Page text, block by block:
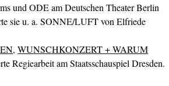
und ODE am Deutschen Theater Berlin
sie u. a. SONNE/LUFT von Elfriede
, WUNSCHKONZERT + WARUM
Regiearbeit am Staatsschauspiel Dresden.